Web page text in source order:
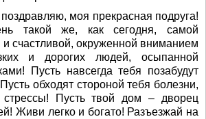
моя прекрасная подруга!
такой же, как сегодня, самой
и счастливой, окруженной вниманием
и дорогих людей, осыпанной
Пусть навсегда тебя позабудут
обходят стороной тебя болезни,
стрессы! Пусть твой дом – дворец
Живи легко и богато! Разъезжай на